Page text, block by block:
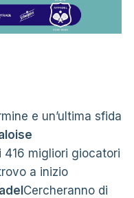
e un’ultima sfida
416 migliori giocatori
a inizio
Cercheranno di